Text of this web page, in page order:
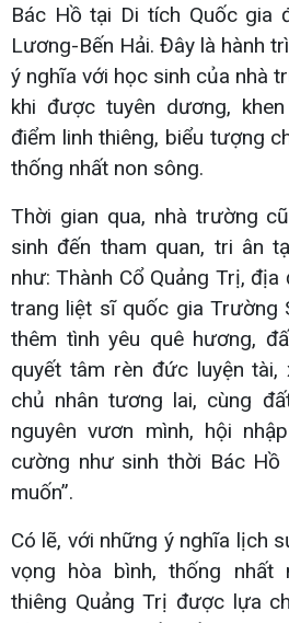
Bác Hồ tại Di tích Quốc gia
Lương-Bến Hải. Đây là hành
ý nghĩa với học sinh của nhà
khi được tuyên dương,
điểm linh thiêng, biểu tượng
thống nhất non sông.
Thời gian qua, nhà trường
sinh đến tham quan, tri ân
như: Thành Cổ Quảng Trị,
trang liệt sĩ quốc gia Trường
thêm tình yêu quê hương,
quyết tâm rèn đức luyện
chủ nhân tương lai, cùng
nguyên vươn mình, hội
cường như sinh thời Bác Hồ
muốn”.
Có lẽ, với những ý nghĩa lịch
vọng hòa bình, thống nhất
thiêng Quảng Trị được lựa